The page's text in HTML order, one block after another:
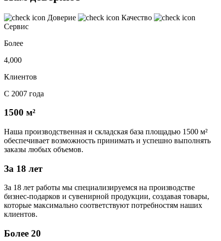
Доверие
Качество
Сервис
Более
4,000
Клиентов
С 2007 года
1500 м²
Наша производственная и складская база площадью 1500 м²
обеспечивает возможность принимать и успешно выполнять
заказы любых объемов.
За 18 лет
За 18 лет работы мы специализируемся на производстве
бизнес-подарков и сувенирной продукции, создавая товары,
которые максимально соответствуют потребностям наших
клиентов.
Более 20